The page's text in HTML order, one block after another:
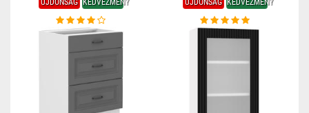
ÚJDONSÁG KEDVEZMÉNY ÚJDONSÁG KEDVEZMÉNY